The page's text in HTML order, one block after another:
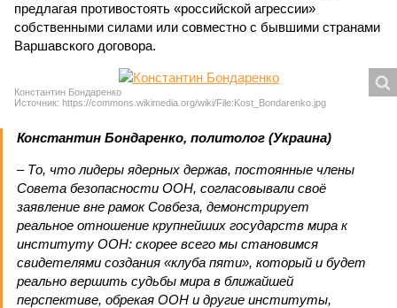
предлагая противостоять «российской агрессии»
собственными силами или совместно с бывшими странами
Варшавского договора.
Константин Бондаренко
Источник: https://commons.wikimedia.org/wiki/File:Kost_Bondarenko.jpg
Константин Бондаренко, политолог (Украина)
– То, что лидеры ядерных держав, постоянные члены
Совета безопасности ООН, согласовывали своё
заявление вне рамок Совбеза, демонстрирует
реальное отношение крупнейших государств мира к
институту ООН: скорее всего мы становимся
свидетелями создания «клуба пяти», который и будет
реально вершить судьбы мира в ближайшей
перспективе, обрекая ООН и другие институты,